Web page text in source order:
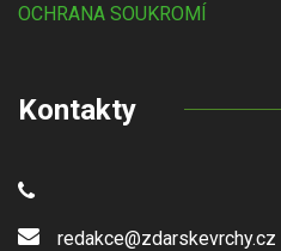
OCHRANA SOUKROMÍ
Kontakty
redakce@zdarskevrchy.cz